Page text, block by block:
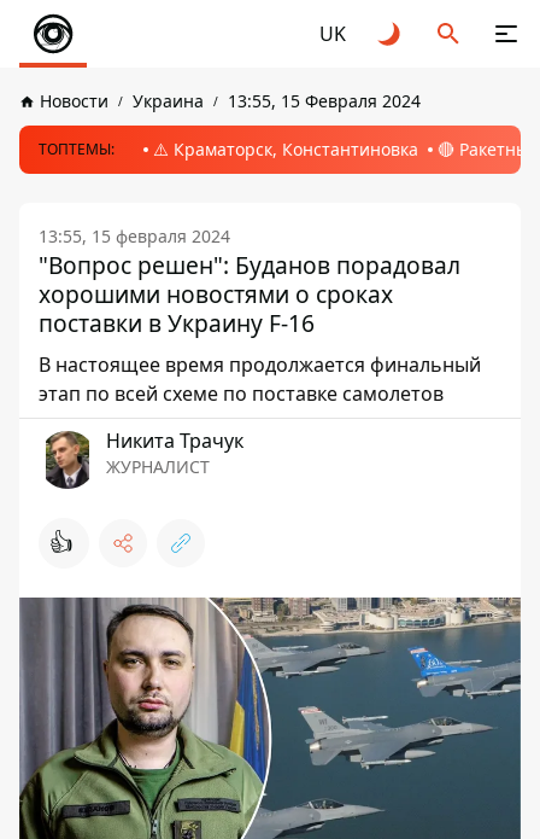
UK
Новости Украина 13:55, 15 Февраля 2024
ТОПТЕМЫ: ⚠️ Краматорск, Константиновка 🔴
13:55, 15 февраля 2024
"Вопрос решен": Буданов порадовал
хорошими новостями о сроках
поставки в Украину F-16
В настоящее время продолжается финальный
этап по всей схеме по поставке самолетов
Никита Трачук
ЖУРНАЛИСТ
👍